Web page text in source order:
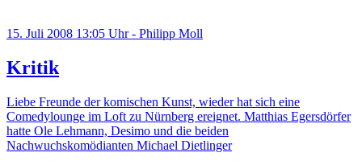
15. Juli 2008 13:05 Uhr - Philipp Moll
Kritik
Liebe Freunde der komischen Kunst, wieder hat sich eine
Comedylounge im Loft zu Nürnberg ereignet. Matthias Egersdörfer
hatte Ole Lehmann, Desimo und die beiden
Nachwuchskomödianten Michael Dietlinger